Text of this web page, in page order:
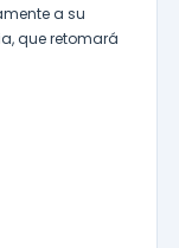
a su
que retomará